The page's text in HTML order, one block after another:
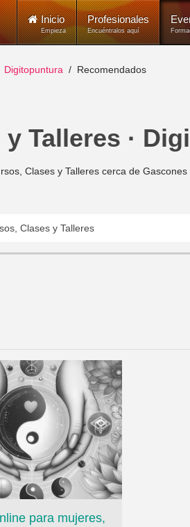
Inicio
Empieza
Profesionales
Encuéntralos aquí
Digitopuntura Recomendados
Talleres ·
Clases y Talleres cerca de Gascones
para mujeres,